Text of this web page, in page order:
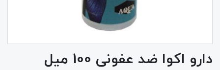
دارو اکوا ضد عفونی 100 میل